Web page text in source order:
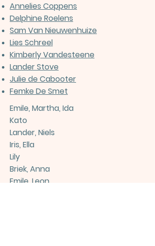
Annelies Coppens
Delphine Roelens
Sam Van Nieuwenhuize
Lies Schreel
Kimberly Vandesteene
Lander Stove
Julie de Cabooter
Femke De Smet
Emile, Martha, Ida
Kato
Lander, Niels
Iris, Ella
Lily
Briek, Anna
Emile, Leon